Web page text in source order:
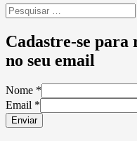
Pesquisar
por:
Cadastre-se para
no seu email
Nome *
Email *
Enviar